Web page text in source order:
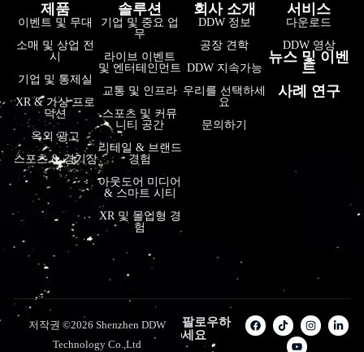
제품
이벤트 및 무대
소매 및 상업 전
시
기업 및 통제실
XR & 가상 프로
덕션
옥외 광고
스포츠 & 경기장
솔루션
기업 및 중요 업
무
라이브 이벤트
및 엔터테인먼트
교통 및 인프라
스포츠 및 커뮤
니티 공간
리테일 & 브랜드
경험
아웃도어 미디어
& 스마트 시티
XR 및 몰입형 경
험
회사 소개
DDW 정보
공장 견학
DDW 지속가능
우리를 선택하세
요
문의하기
서비스
다운로드
DDW 영상
뉴스 및 이벤
트
사례 연구
저작권 ©2026 Shenzhen DDW
Technology Co.,Ltd
팔로우하
세요